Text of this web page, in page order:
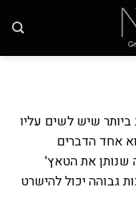
שיש לשים עליו
אחד הדברים
שנותן את הטאץ'
גבוהה יכול להישרט